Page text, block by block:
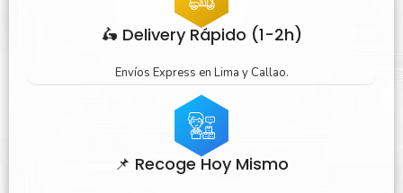
🛵 Delivery Rápido (1-2h)
Envíos Express en Lima y Callao.
📌 Recoge Hoy Mismo